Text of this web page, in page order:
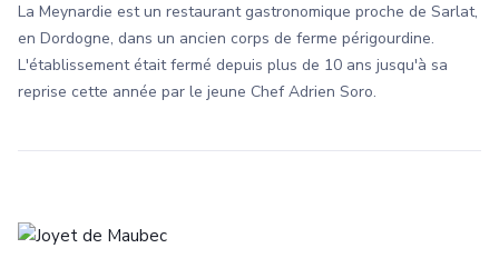
La Meynardie est un restaurant gastronomique proche de Sarlat,
en Dordogne, dans un ancien corps de ferme périgourdine.
L'établissement était fermé depuis plus de 10 ans jusqu'à sa
reprise cette année par le jeune Chef Adrien Soro.